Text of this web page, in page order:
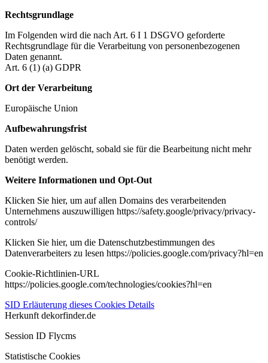
Rechtsgrundlage
Im Folgenden wird die nach Art. 6 I 1 DSGVO geforderte
Rechtsgrundlage für die Verarbeitung von personenbezogenen
Daten genannt.
Art. 6 (1) (a) GDPR
Ort der Verarbeitung
Europäische Union
Aufbewahrungsfrist
Daten werden gelöscht, sobald sie für die Bearbeitung nicht mehr
benötigt werden.
Weitere Informationen und Opt-Out
Klicken Sie hier, um auf allen Domains des verarbeitenden
Unternehmens auszuwilligen https://safety.google/privacy/privacy-
controls/
Klicken Sie hier, um die Datenschutzbestimmungen des
Datenverarbeiters zu lesen https://policies.google.com/privacy?hl=en
Cookie-Richtlinien-URL
https://policies.google.com/technologies/cookies?hl=en
SID Erläuterung dieses Cookies Details
Herkunft dekorfinder.de
Session ID Flycms
Statistische Cookies